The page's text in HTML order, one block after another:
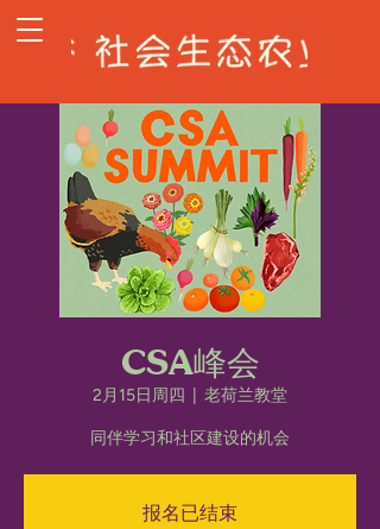
CSA峰会
2月15日周四 老荷兰教堂
同伴学习和社区建设的机会
报名已结束